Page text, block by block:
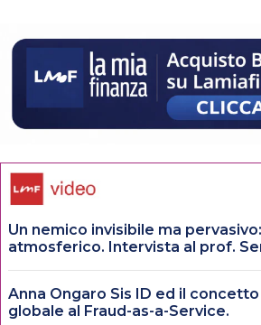
Un nemico invisibile ma
atmosferico. Intervista al prof.
Anna Ongaro Sis ID ed il
globale al Fraud-as-a-Service.